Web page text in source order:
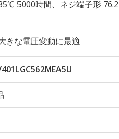
5000時間、ネジ端子形
きな電圧変動に最適